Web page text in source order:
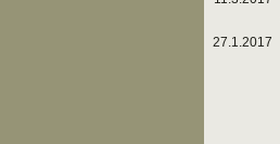
27.1.2017